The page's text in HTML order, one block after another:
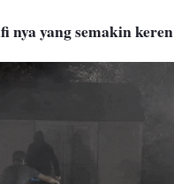
nya yang semakin keren